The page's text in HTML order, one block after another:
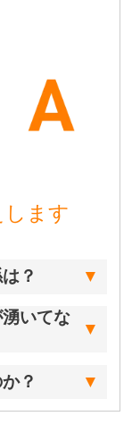
ます
？
いてな
？